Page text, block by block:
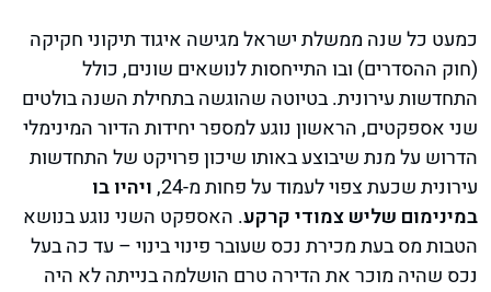
כמעט כל שנה ממשלת ישראל מגישה איגוד תיקוני חקיקה
(חוק ההסדרים) ובו התייחסות לנושאים שונים, כולל
התחדשות עירונית. בטיוטה שהוגשה בתחילת השנה בולטים
שני אספקטים, הראשון נוגע למספר יחידות הדיור המינימלי
הדרוש על מנת שיבוצע באותו שיכון פרויקט של התחדשות
עירונית שכעת צפוי לעמוד על פחות מ-24,
ויהיו בו
במינימום שליש צמודי קרקע. האספקט השני נוגע בנושא
הטבות מס בעת מכירת נכס שעובר פינוי בינוי – עד כה בעל
נכס שהיה מוכר את הדירה טרם הושלמה בנייתה לא היה